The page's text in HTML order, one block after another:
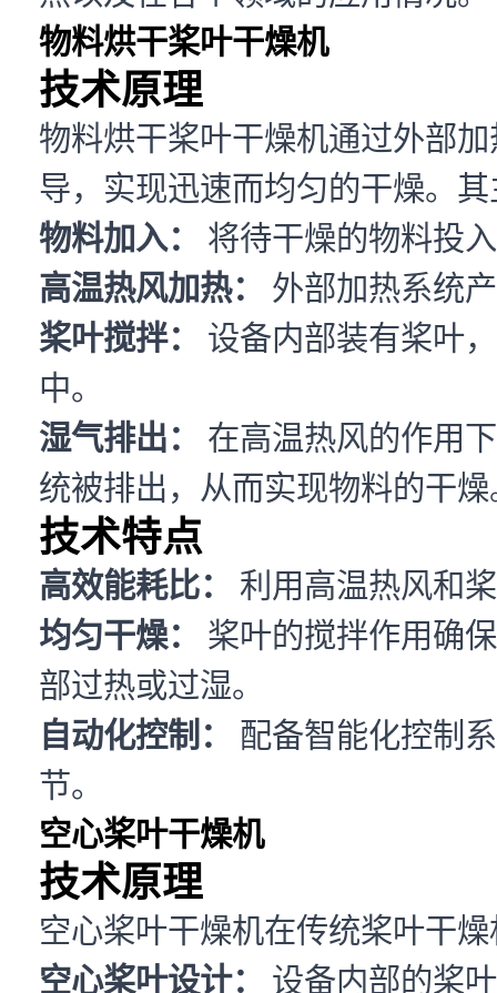
物料烘干桨叶干燥机
技术原理
物料烘干桨叶干燥机通过外部
导，实现迅速而均匀的干燥。
物料加入：
将待干燥的物料投
高温热风加热：
外部加热系统
桨叶搅拌：
设备内部装有桨叶
中。
湿气排出：
在高温热风的作用
统被排出，从而实现物料的干燥
技术特点
高效能耗比：
利用高温热风和
均匀干燥：
桨叶的搅拌作用确
部过热或过湿。
自动化控制：
配备智能化控制
节。
空心桨叶干燥机
技术原理
空心桨叶干燥机在传统桨叶干
空心桨叶设计：
设备内部的桨